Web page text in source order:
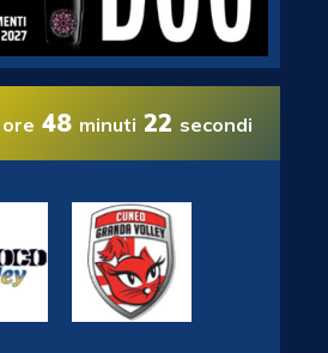
ore 48 minuti 21 secondi